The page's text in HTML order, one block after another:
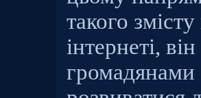
такого
інтернеті,
громадянами